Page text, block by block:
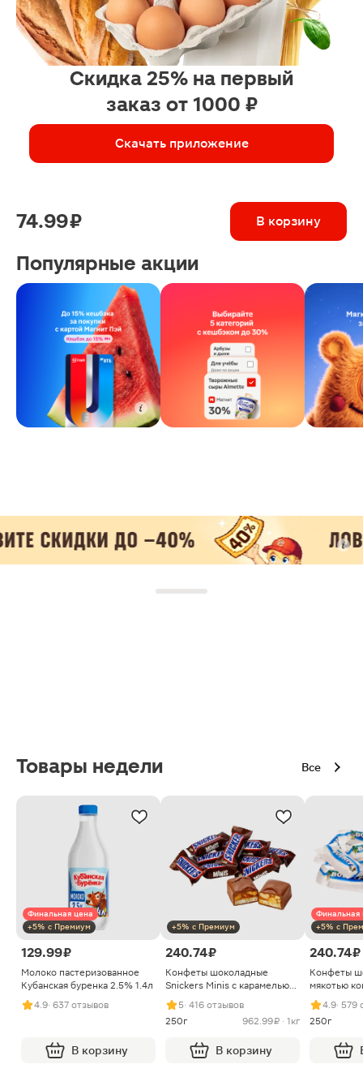
Скидка 25% на первый
заказ от 1000 ₽
Скачать приложение
74.99 ₽ В корзину
Популярные акции
Товары недели Все
Финальная цена
+5% с Премиум
129.99 ₽
Молоко пастеризованное
Кубанская буренка 2.5% 1.4л
4.9· 637 отзывов
В корзину
+5% с Премиум
240.74 ₽
Конфеты шоколадные
Snickers Minis с карамелью
арахисом и нугой
5· 416 отзывов
250г
962.99 ₽ · 1кг
В корзину
Финальная
+5% с
240.74 ₽
Конфеты
мякотью
4.9· 579
250г